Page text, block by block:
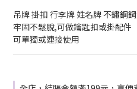
吊牌 掛扣 行李牌 姓名牌 不鏽鋼
牢固不鬆脫,可做鑰匙扣或掛配件
可單獨或連接使用